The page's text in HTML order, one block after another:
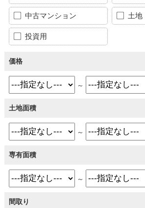
中古マンション 土地
投資用
価格
～
土地面積
～
専有面積
～
間取り